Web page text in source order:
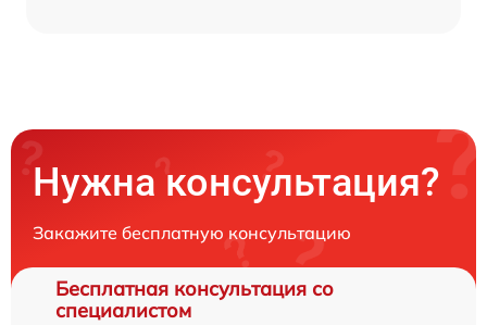
Нужна консультация?
Закажите бесплатную консультацию
Бесплатная консультация со
специалистом